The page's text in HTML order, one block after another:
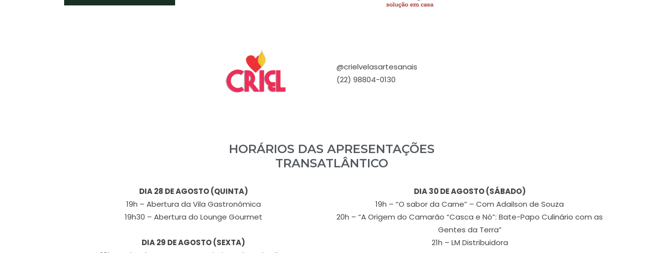
@crielvelasartesanais
(22) 98804-0130
HORÁRIOS DAS APRESENTAÇÕES
TRANSATLÂNTICO
DIA 28 DE AGOSTO (QUINTA)
19h – Abertura da Vila Gastronômica
19h30 – Abertura do Lounge Gourmet
DIA 29 DE AGOSTO (SEXTA)
DIA 30 DE AGOSTO (SÁBADO)
19h – “O sabor da Carne” – Com Adailson de Souza
20h – “A Origem do Camarão “Casca e Nó”: Bate-Papo Culinário com as
Gentes da Terra”
21h – LM Distribuidora